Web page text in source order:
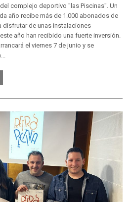
complejo deportivo "las Piscinas". Un
año recibe más de 1.000 abonados de
disfrutar de unas instalaciones
año han recibido una fuerte inversión.
el viernes 7 de junio y se